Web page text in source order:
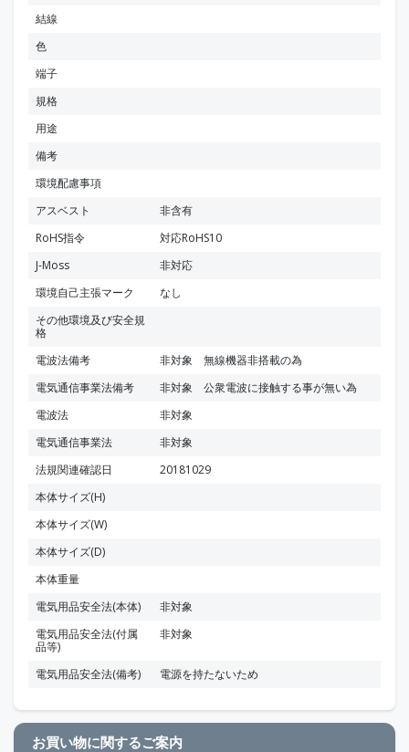
結線
色
端子
規格
用途
備考
環境配慮事項
アスベスト
非含有
RoHS指令
対応RoHS10
J-Moss
非対応
環境自己主張マーク
なし
その他環境及び安全規
格
電波法備考
非対象 無線機器非搭載の為
電気通信事業法備考
非対象 公衆電波に接触する事が無い為
電波法
非対象
電気通信事業法
非対象
法規関連確認日
20181029
本体サイズ(H)
本体サイズ(W)
本体サイズ(D)
本体重量
電気用品安全法(本体)
非対象
電気用品安全法(付属
品等)
非対象
電気用品安全法(備考) 電源を持たないため
お買い物に関するご案内